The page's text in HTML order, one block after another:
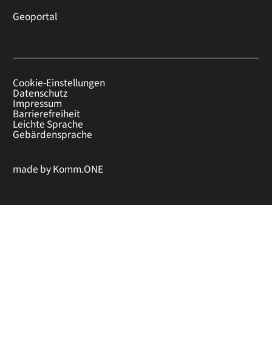
Geoportal
Cookie-Einstellungen
Datenschutz
Impressum
Barrierefreiheit
Leichte Sprache
Gebärdensprache
made byKomm.ONE